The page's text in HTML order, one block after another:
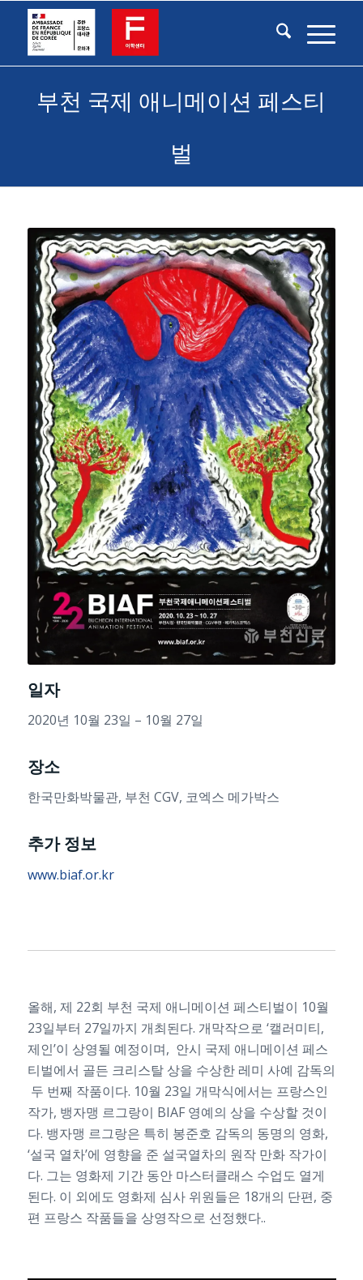
부천 국제 애니메이션 페스티
벌
일자
2020년 10월 23일 – 10월 27일
장소
한국만화박물관, 부천 CGV, 코엑스 메가박스
추가 정보
www.biaf.or.kr
올해, 제 22회 부천 국제 애니메이션 페스티벌이 10월
23일부터 27일까지 개최된다. 개막작으로 ‘캘러미티,
제인’이 상영될 예정이며, 안시 국제 애니메이션 페스
티벌에서 골든 크리스탈 상을 수상한 레미 사예 감독의
두 번째 작품이다. 10월 23일 개막식에서는 프랑스인
작가, 뱅자맹 르그랑이 BIAF 영예의 상을 수상할 것이
다. 뱅자맹 르그랑은 특히 봉준호 감독의 동명의 영화,
‘설국 열차’에 영향을 준 설국열차의 원작 만화 작가이
다. 그는 영화제 기간 동안 마스터클래스 수업도 열게
된다. 이 외에도 영화제 심사 위원들은 18개의 단편, 중
편 프랑스 작품들을 상영작으로 선정했다..